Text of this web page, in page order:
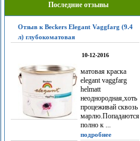
Последние отзывы
Отзыв к Beckers Elegant Vaggfarg (9.4
л) глубокоматовая
10-12-2016
матовая краска
elegant vaggfarg
helmatt
неоднородная,хоть
процеживай сквозь
марлю.Попадаются
полно к ...
подробнее